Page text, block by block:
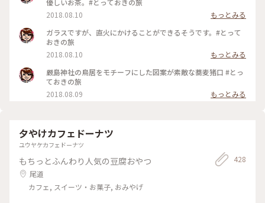
2018.08.10
もっとみる
ガラスですが、直火にかけることができるそうです。#とって
おきの旅
2018.08.10
もっとみる
厳島神社の鳥居をモチーフにした図案が素敵な蕎麦猪口 #とっ
ておきの旅
2018.08.09
もっとみる
夕やけカフェドーナツ
ユウヤケカフェドーナツ
もちっとふんわり人気の豆腐おやつ
尾道
カフェ, スイーツ・お菓子, おみやげ
428